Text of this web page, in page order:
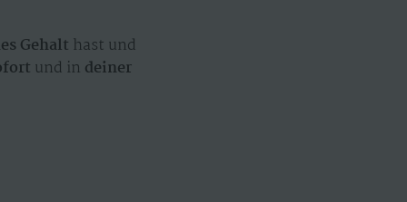
Gehalt hast und
und in deiner